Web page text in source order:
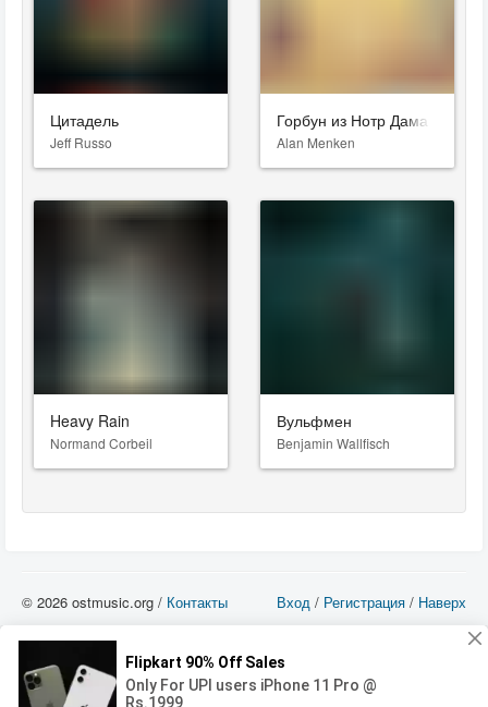
Цитадель
Jeff Russo
Горбун из Нотр Дама
Alan Menken
Heavy Rain
Normand Corbeil
Вульфмен
Benjamin Wallfisch
Вход / Регистрация / Наверх
© 2026 ostmusic.org / Контакты
можете использовать такие материалы только в том в случае, если
использование производится с ознакомительными целями - для прочих целей